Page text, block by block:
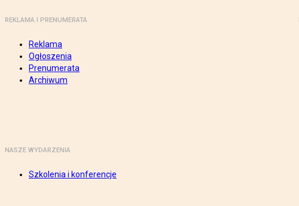
REKLAMA I PRENUMERATA
Reklama
Ogłoszenia
Prenumerata
Archiwum
NASZE WYDARZENIA
Szkolenia i konferencje